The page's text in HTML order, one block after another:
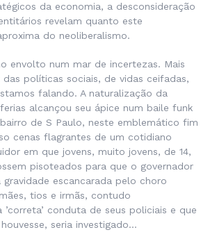
da economia, a desconsideração
revelam quanto este
do neoliberalismo.
envolto num mar de incertezas. Mais
políticas sociais, de vidas ceifadas,
falando. A naturalização da
alcançou seu ápice num baile funk
de S Paulo, neste emblemático fim
cenas flagrantes de um cotidiano
em que jovens, muito jovens, de 14,
pisoteados para que o governador
gravidade escancarada pelo choro
tios e irmãs, contudo
’correta’ conduta de seus policiais e que
seria investigado…